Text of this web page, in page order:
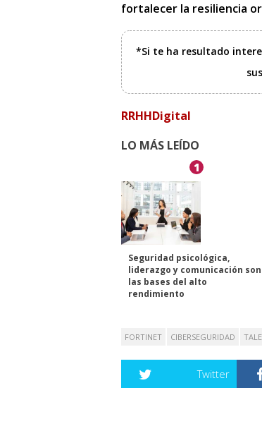
fortalecer la resiliencia
*Si te ha resultado
RRHHDigital
LO MÁS LEÍDO
1
Seguridad psicológica,
liderazgo y comunicación son
las bases del alto
rendimiento
FORTINET CIBERSEGURIDAD
Twitter